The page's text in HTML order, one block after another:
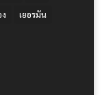
เยอรมัน